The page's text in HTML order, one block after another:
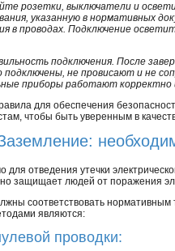
розетки, выключатели и
указанную в нормативных
в проводах. Подключение
подключения. После
подключены, не провисают и не
приборы работают корректно
для обеспечения
чтобы быть уверенным в
отведения утечки
защищает людей от поражения
соответствовать нормативным
являются:
проводки: